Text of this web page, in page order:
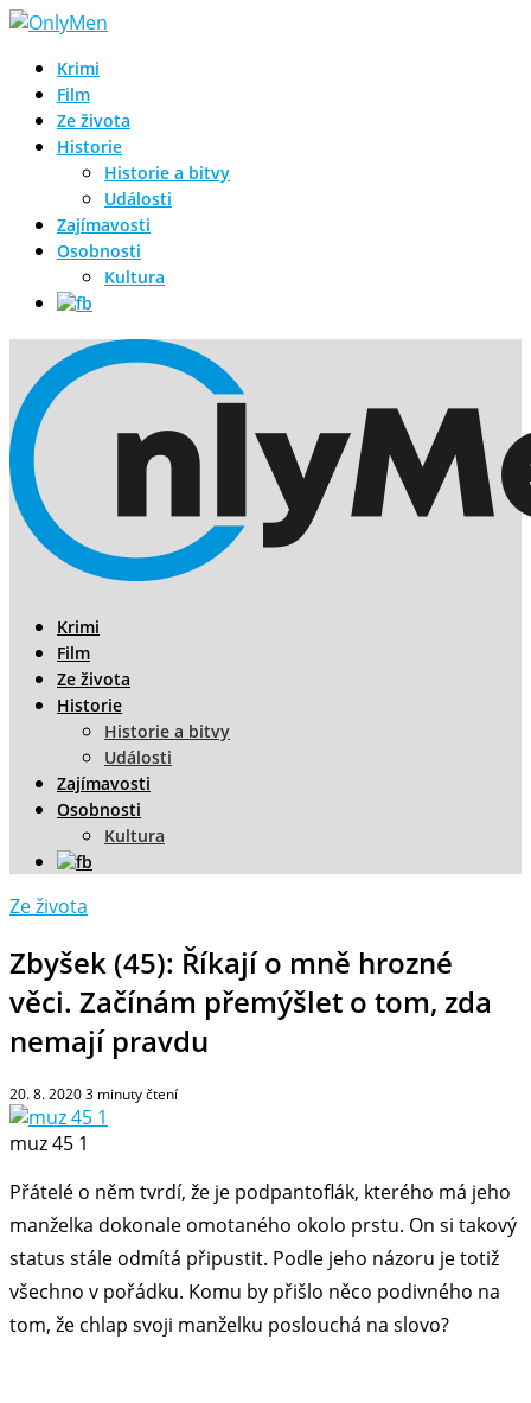
Krimi
Film
Ze života
Historie
Historie a bitvy
Události
Zajímavosti
Osobnosti
Kultura
Krimi
Film
Ze života
Historie
Historie a bitvy
Události
Zajímavosti
Osobnosti
Kultura
Ze života
Zbyšek (45): Říkají o mně hrozné
věci. Začínám přemýšlet o tom, zda
nemají pravdu
20. 8. 20203 minuty čtení
muz 45 1
Přátelé o něm tvrdí, že je podpantoflák, kterého má jeho
manželka dokonale omotaného okolo prstu. On si takový
status stále odmítá připustit. Podle jeho názoru je totiž
všechno v pořádku. Komu by přišlo něco podivného na
tom, že chlap svoji manželku poslouchá na slovo?